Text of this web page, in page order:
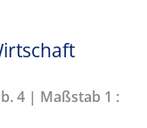
4 | Maßstab 1 :